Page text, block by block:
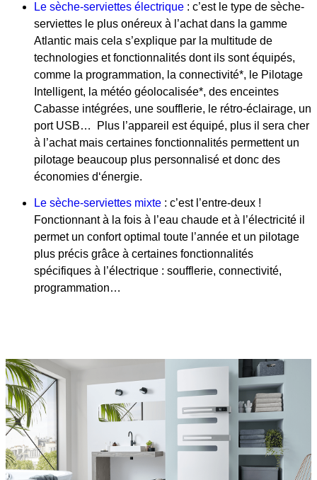
Le sèche-serviettes électrique : c’est le type de sèche-
serviettes le plus onéreux à l’achat dans la gamme
Atlantic mais cela s’explique par la multitude de
technologies et fonctionnalités dont ils sont équipés,
comme la programmation, la connectivité*, le Pilotage
Intelligent, la météo géolocalisée*, des enceintes
Cabasse intégrées, une soufflerie, le rétro-éclairage, un
port USB… Plus l’appareil est équipé, plus il sera cher
à l’achat mais certaines fonctionnalités permettent un
pilotage beaucoup plus personnalisé et donc des
économies d‘énergie.
Le sèche-serviettes mixte : c’est l’entre-deux !
Fonctionnant à la fois à l’eau chaude et à l’électricité il
permet un confort optimal toute l’année et un pilotage
plus précis grâce à certaines fonctionnalités
spécifiques à l’électrique : soufflerie, connectivité,
programmation…